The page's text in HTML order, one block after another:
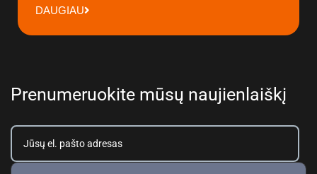
DAUGIAU
Prenumeruokite mūsų naujienlaiškį